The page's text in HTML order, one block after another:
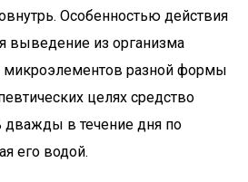
Особенностью действия
выведение из организма
микроэлементов разной формы
целях средство
дважды в течение дня по
его водой.